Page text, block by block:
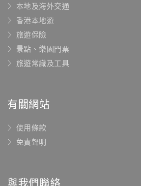
本地及海外交通
香港本地遊
旅遊保險
景點、樂園門票
旅遊常識及工具
有關網站
使用條款
免責聲明
與我們聯絡